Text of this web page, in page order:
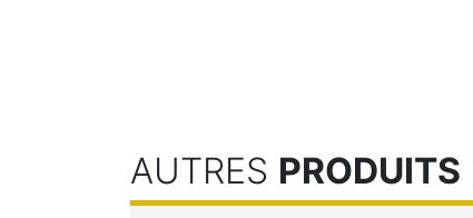
AUTRES PRODUITS